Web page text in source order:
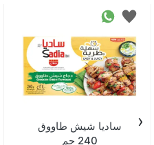
ساديا شيش طاووق
240 جم
‹